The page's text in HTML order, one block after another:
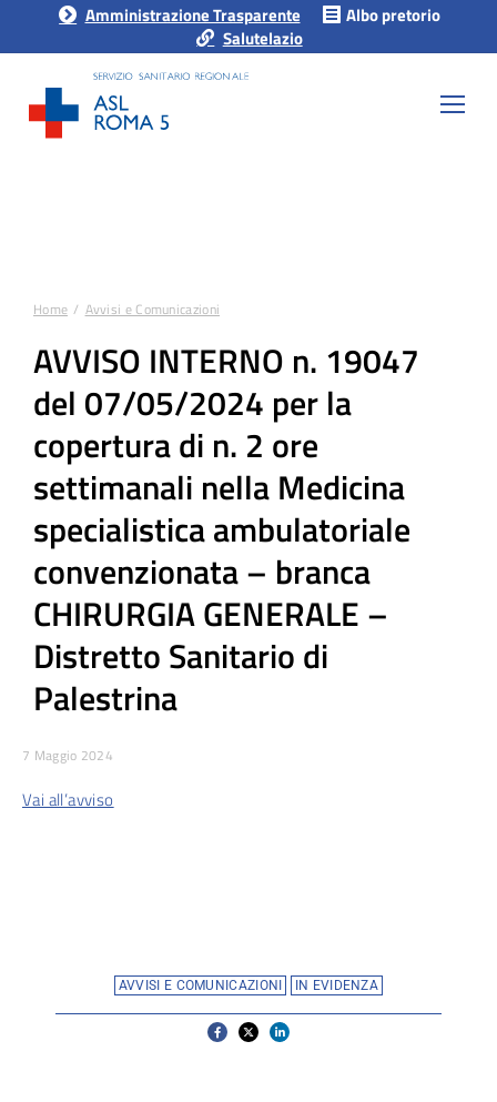
Amministrazione Trasparente
Albo pretorio
Salutelazio
Tu sei qui:
Home Avvisi e Comunicazioni
AVVISO INTERNO n. 19047
del 07/05/2024 per la
copertura di n. 2 ore
settimanali nella Medicina
specialistica ambulatoriale
convenzionata – branca
CHIRURGIA GENERALE –
Distretto Sanitario di
Palestrina
7 Maggio 2024
Vai all’avviso
AVVISI E COMUNICAZIONI IN EVIDENZA